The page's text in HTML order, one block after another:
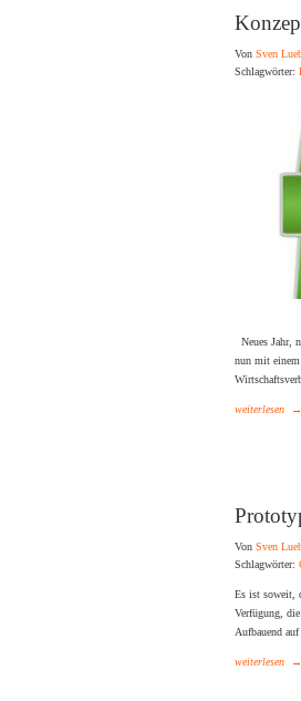
Von Sven
Schlagwörter:
Neues Jahr,
nun mit einem
weiterlesen →
Von Sven
Schlagwörter:
Es ist soweit,
Verfügung,
Aufbauend
weiterlesen →